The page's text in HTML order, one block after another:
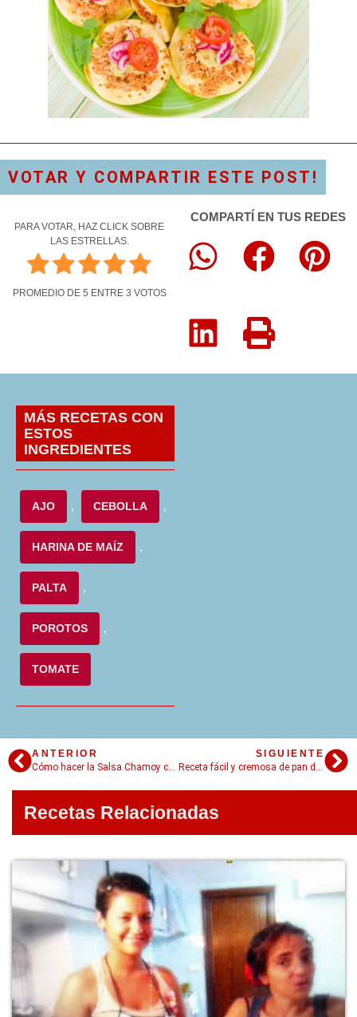
VOTAR Y COMPARTIR ESTE POST!
PARA VOTAR, HAZ CLICK SOBRE
LAS ESTRELLAS.
PROMEDIO DE 5 ENTRE 3 VOTOS
COMPARTÍ EN TUS REDES
MÁS RECETAS CON
ESTOS
INGREDIENTES
AJO , CEBOLLA ,
HARINA DE MAÍZ ,
PALTA ,
POROTOS ,
TOMATE
ANTERIOR
Cómo hacer la Salsa Chamoy casera en 4 simples pasos
SIGUIENTE
Receta fácil y cremosa de pan de elote en licuadora. Una genialidad
Recetas Relacionadas